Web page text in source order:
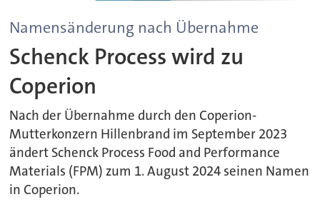
Namensänderung nach Übernahme
Schenck Process wird zu
Coperion
Nach der Übernahme durch den Coperion-
Mutterkonzern Hillenbrand im September 2023
ändert Schenck Process Food and Performance
Materials (FPM) zum 1. August 2024 seinen Namen
in Coperion.